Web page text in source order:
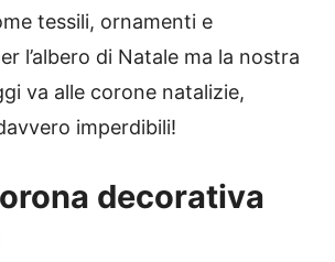
tessili, ornamenti e
l’albero di Natale ma la nostra
va alle corone natalizie,
imperdibili!
decorativa